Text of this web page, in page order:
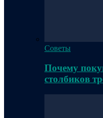
Советы
Почему
столбиков